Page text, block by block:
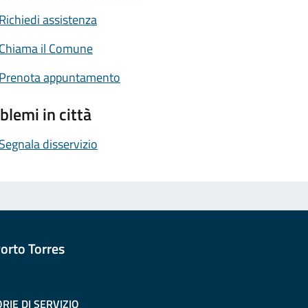
assistenza
il Comune
appuntamento
in città
disservizio
Torres
DI SERVIZIO